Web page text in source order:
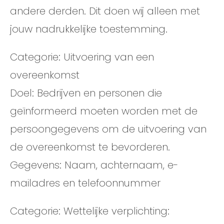
andere derden. Dit doen wij alleen met
jouw nadrukkelijke toestemming.
Categorie: Uitvoering van een
overeenkomst
Doel: Bedrijven en personen die
geïnformeerd moeten worden met de
persoongegevens om de uitvoering van
de overeenkomst te bevorderen.
Gegevens: Naam, achternaam, e-
mailadres en telefoonnummer
Categorie: Wettelijke verplichting: